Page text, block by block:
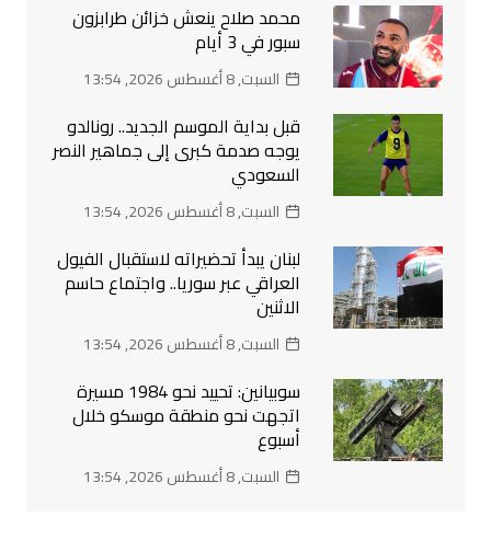
محمد صلاح ينعش خزائن طرابزون
سبور في 3 أيام
السبت, 8 أغسطس 2026, 13:54
قبل بداية الموسم الجديد.. رونالدو
يوجه صدمة كبرى إلى جماهير النصر
السعودي
السبت, 8 أغسطس 2026, 13:54
لبنان يبدأ تحضيراته لاستقبال الفيول
العراقي عبر سوريا.. واجتماع حاسم
الاثنين
السبت, 8 أغسطس 2026, 13:54
سوبيانين: تحييد نحو 1984 مسيرة
اتجهت نحو منطقة موسكو خلال
أسبوع
السبت, 8 أغسطس 2026, 13:54